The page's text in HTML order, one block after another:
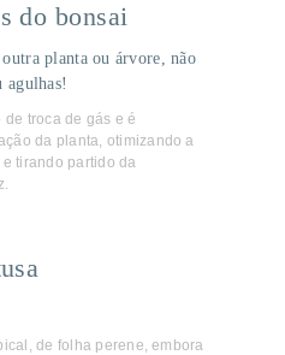
do bonsai
planta ou árvore, não
agulhas!
troca de gás e é
da planta, otimizando a
tirando partido da
de folha perene, embora